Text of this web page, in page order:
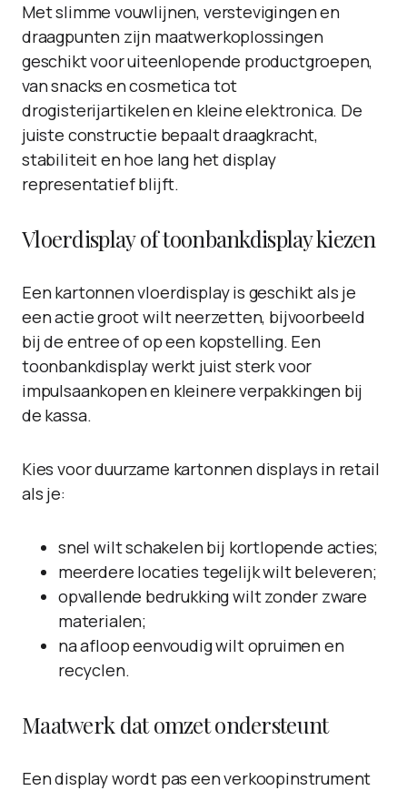
Met slimme vouwlijnen, verstevigingen en
draagpunten zijn maatwerkoplossingen
geschikt voor uiteenlopende productgroepen,
van snacks en cosmetica tot
drogisterijartikelen en kleine elektronica. De
juiste constructie bepaalt draagkracht,
stabiliteit en hoe lang het display
representatief blijft.
Vloerdisplay of toonbankdisplay kiezen
Een kartonnen vloerdisplay is geschikt als je
een actie groot wilt neerzetten, bijvoorbeeld
bij de entree of op een kopstelling. Een
toonbankdisplay werkt juist sterk voor
impulsaankopen en kleinere verpakkingen bij
de kassa.
Kies voor duurzame kartonnen displays in retail
als je:
snel wilt schakelen bij kortlopende acties;
meerdere locaties tegelijk wilt beleveren;
opvallende bedrukking wilt zonder zware
materialen;
na afloop eenvoudig wilt opruimen en
recyclen.
Maatwerk dat omzet ondersteunt
Een display wordt pas een verkoopinstrument